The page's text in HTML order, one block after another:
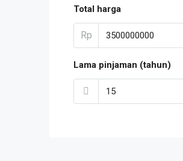
Total harga
Rp
Lama pinjaman (tahun)